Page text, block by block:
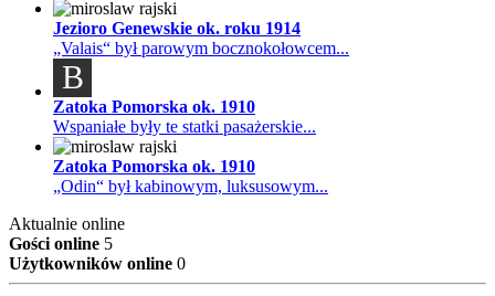
Jezioro Genewskie ok. roku 1914
„Valais“ był parowym bocznokołowcem...
B
Zatoka Pomorska ok. 1910
Wspaniałe były te statki pasażerskie...
Zatoka Pomorska ok. 1910
„Odin“ był kabinowym, luksusowym...
Aktualnie online
Gości online 5
Użytkowników online 0